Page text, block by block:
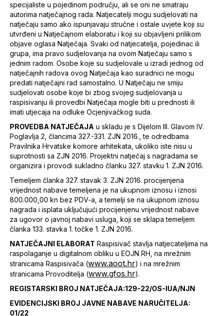
specijaliste u pojedinom području, ali se oni ne smatraju
autorima natječajnog rada. Natjecatelji mogu sudjelovati na
natječaju samo ako ispunjavaju stručne i ostale uvjete koji su
utvrđeni u Natječajnom elaboratu i koji su objavljeni prilikom
objave oglasa Natječaja. Svaki od natjecatelja, pojedinac ili
grupa, ima pravo sudjelovanja na ovom Natječaju samo s
jednim radom. Osobe koje su sudjelovale u izradi jednog od
natječajnih radova ovog Natječaja kao suradnici ne mogu
predati natječajni rad samostalno. U Natječaju ne smiju
sudjelovati osobe koje bi zbog svojeg sudjelovanja u
raspisivanju ili provedbi Natječaja mogle biti u prednosti ili
imati utjecaja na odluke Ocjenjivačkog suda.
PROVEDBA NATJEČAJA u skladu je s Dijelom III. Glavom IV.
Poglavlja 2, člancima 327.-331. ZJN 2016., te odredbama
Pravilnika Hrvatske komore arhitekata, ukoliko iste nisu u
suprotnosti sa ZJN 2016. Projektni natječaj s nagradama se
organizira i provodi sukladno članku 327. stavku 1. ZJN 2016.
Temeljem članka 327. stavak 3. ZJN 2016. procijenjena
vrijednost nabave temeljena je na ukupnom iznosu i iznosi
800.000,00 kn bez PDV-a, a temelji se na ukupnom iznosu
nagrada i isplata uključujući procijenjenu vrijednost nabave
za ugovor o javnoj nabavi usluga, koji se sklapa temeljem
članka 133. stavka 1. točke 1. ZJN 2016.
NATJEČAJNI ELABORAT Raspisivač stavlja natjecateljima na
raspolaganje u digitalnom obliku u EOJN RH, na mrežnim
stranicama Raspisivača (www.aoot.hr) i na mrežnim
stranicama Provoditelja (www.gfos.hr).
REGISTARSKI BROJ NATJEČAJA:129-22/OS-IUA/NJN
EVIDENCIJSKI BROJ JAVNE NABAVE NARUČITELJA:
01/22